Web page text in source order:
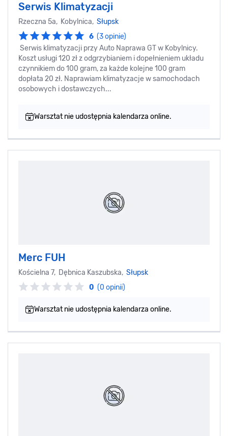
Serwis Klimatyzacji
Rzeczna 5a, Kobylnica, Słupsk
6 (3 opinie)
Serwis klimatyzacji przy Auto Naprawa GT w Kobylnicy.
Koszt usługi 120 zł z odgrzybianiem i dopełnieniem układu
czynnikiem do 100 gram, za każde kolejne 100 gram
dopłata 20 zł. Naprawiam klimatyzacje w samochodach
osobowych i dostawczych...
Warsztat nie udostępnia kalendarza online.
Merc FUH
Kościelna 7, Dębnica Kaszubska, Słupsk
0 (0 opinii)
Warsztat nie udostępnia kalendarza online.